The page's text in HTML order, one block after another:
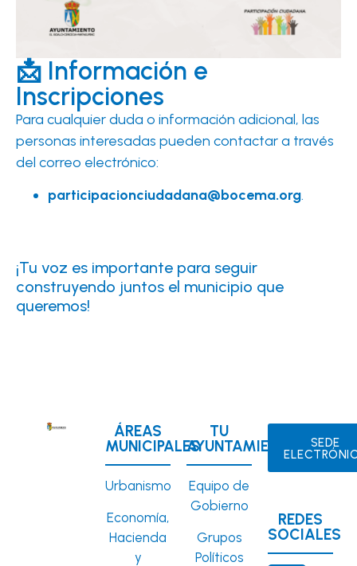
📩 Información e
Inscripciones
Para cualquier duda o información adicional, las
personas interesadas pueden contactar a través
del correo electrónico:
participacionciudadana@bocema.org.
¡Tu voz es importante para seguir
construyendo juntos el municipio que
queremos!
ÁREAS
MUNICIPALES
Urbanismo
Economía,
Hacienda
y
TU
AYUNTAMIENTO
Equipo de
Gobierno
Grupos
Políticos
SEDE
REDES
SOCIALES